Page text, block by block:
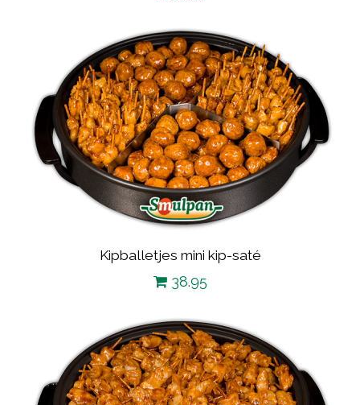
Kipballetjes mini kip-saté
38.95